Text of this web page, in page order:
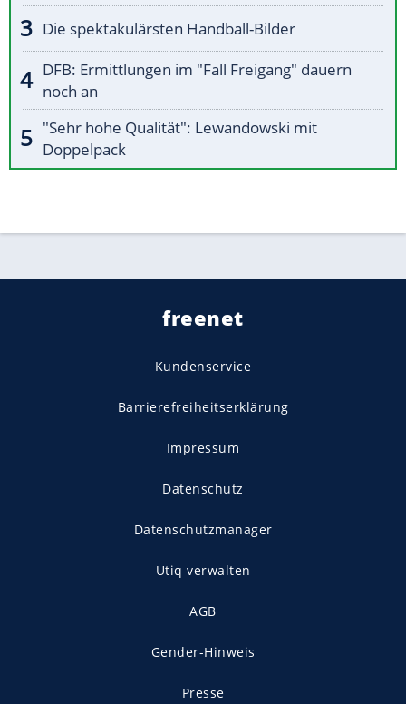
Die spektakulärsten Handball-Bilder
DFB: Ermittlungen im "Fall Freigang" dauern
noch an
"Sehr hohe Qualität": Lewandowski mit
Doppelpack
freenet
Kundenservice
Barrierefreiheitserklärung
Impressum
Datenschutz
Datenschutzmanager
Utiq verwalten
AGB
Gender-Hinweis
Presse